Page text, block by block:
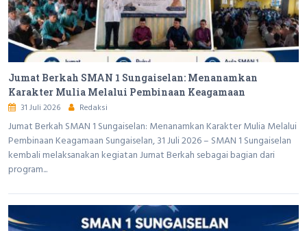
Jumat Berkah SMAN 1 Sungaiselan: Menanamkan
Karakter Mulia Melalui Pembinaan Keagamaan
31 Juli 2026 Redaksi
Jumat Berkah SMAN 1 Sungaiselan: Menanamkan Karakter Mulia Melalui
Pembinaan Keagamaan Sungaiselan, 31 Juli 2026 – SMAN 1 Sungaiselan
kembali melaksanakan kegiatan Jumat Berkah sebagai bagian dari
program...